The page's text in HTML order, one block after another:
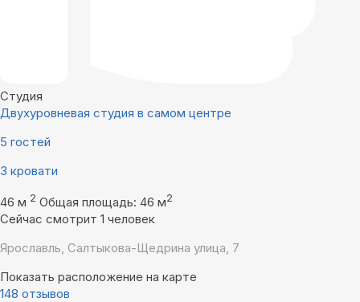
Студия
Двухуровневая студия в самом центре
5 гостей
3 кровати
46 м 2 Общая площадь: 46 м2
Сейчас смотрит 1 человек
Ярославль, Салтыкова-Щедрина улица, 7
Показать расположение на карте
148 отзывов